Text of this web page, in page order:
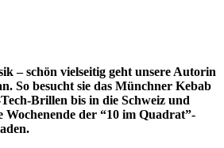
– schön vielseitig geht unsere Autorin
So besucht sie das Münchner Kebab
Brillen bis in die Schweiz und
Wochenende der “10 im Quadrat”-